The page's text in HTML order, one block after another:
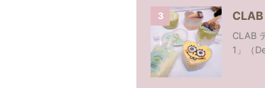
3
CLAB
1」（